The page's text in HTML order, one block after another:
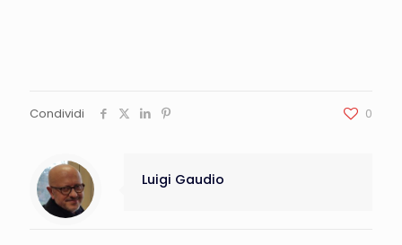
Condividi 0
Luigi Gaudio